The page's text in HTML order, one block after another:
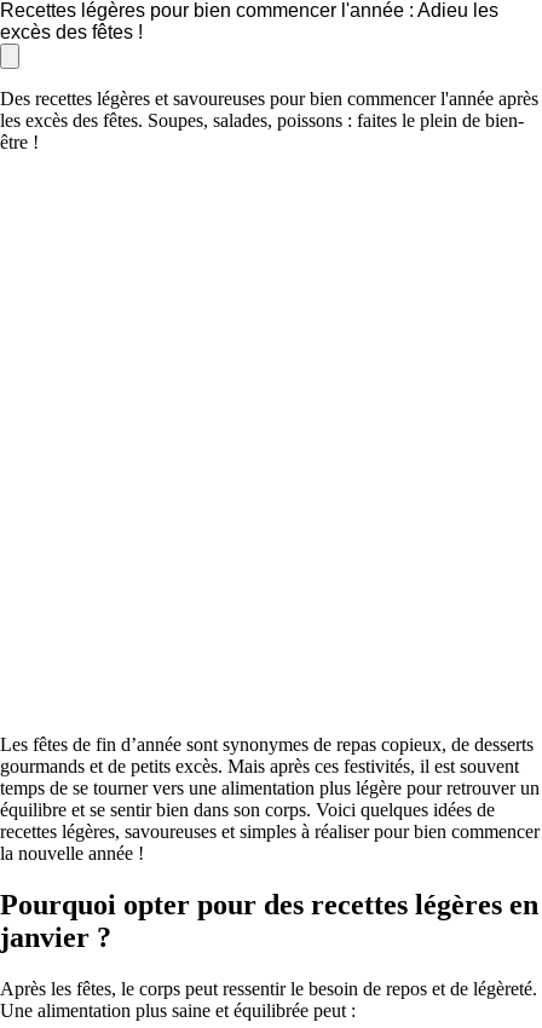
Recettes légères pour bien commencer l'année : Adieu les
excès des fêtes !
Des recettes légères et savoureuses pour bien commencer l'année après
les excès des fêtes. Soupes, salades, poissons : faites le plein de bien-
être !
Les fêtes de fin d’année sont synonymes de repas copieux, de desserts
gourmands et de petits excès. Mais après ces festivités, il est souvent
temps de se tourner vers une alimentation plus légère pour retrouver un
équilibre et se sentir bien dans son corps. Voici quelques idées de
recettes légères, savoureuses et simples à réaliser pour bien commencer
la nouvelle année !
Pourquoi opter pour des recettes légères en
janvier ?
Après les fêtes, le corps peut ressentir le besoin de repos et de légèreté.
Une alimentation plus saine et équilibrée peut :